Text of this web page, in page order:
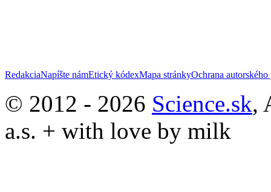
RedakciaNapíšte námEtický kódexMapa stránkyOchrana autorského
© 2012 - 2026 Science.sk,
a.s. + with love by milk